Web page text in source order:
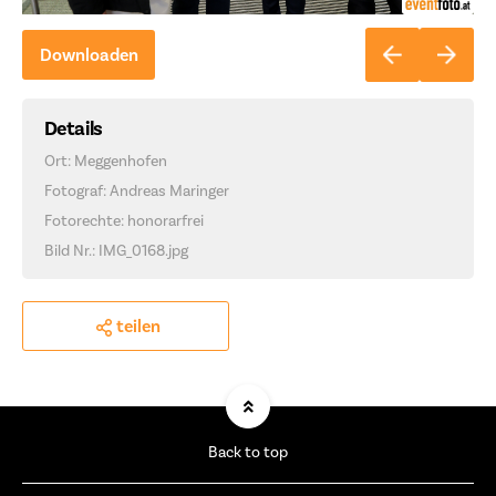
Downloaden
Details
Ort: Meggenhofen
Fotograf: Andreas Maringer
Fotorechte: honorarfrei
Bild Nr.: IMG_0168.jpg
teilen
Back to top